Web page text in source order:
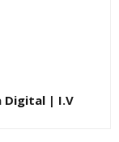
Digital | I.V